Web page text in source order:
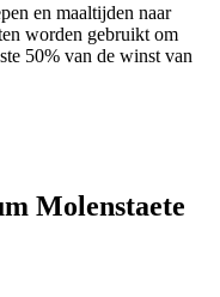
en maaltijden naar
worden gebruikt om
50% van de winst van
Molenstaete